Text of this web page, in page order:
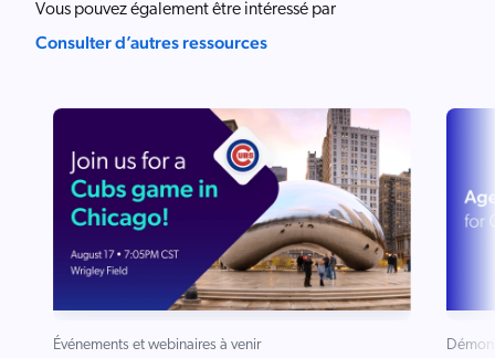
Vous pouvez également être intéressé par
Consulter d’autres ressources
Événements et webinaires à venir